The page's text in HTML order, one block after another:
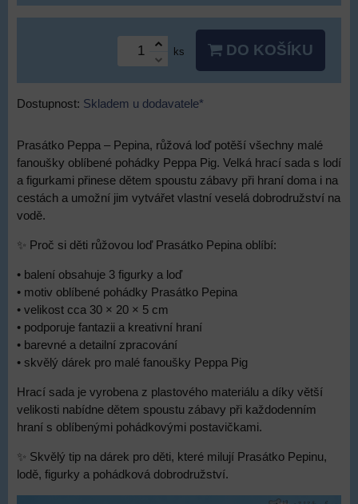
ks DO KOŠÍKU
Dostupnost: Skladem u dodavatele*
Prasátko Peppa – Pepina, růžová loď potěší všechny malé
fanoušky oblíbené pohádky Peppa Pig. Velká hrací sada s lodí
a figurkami přinese dětem spoustu zábavy při hraní doma i na
cestách a umožní jim vytvářet vlastní veselá dobrodružství na
vodě.
✨ Proč si děti růžovou loď Prasátko Pepina oblíbí:
• balení obsahuje 3 figurky a loď
• motiv oblíbené pohádky Prasátko Pepina
• velikost cca 30 × 20 × 5 cm
• podporuje fantazii a kreativní hraní
• barevné a detailní zpracování
• skvělý dárek pro malé fanoušky Peppa Pig
Hrací sada je vyrobena z plastového materiálu a díky větší
velikosti nabídne dětem spoustu zábavy při každodenním
hraní s oblíbenými pohádkovými postavičkami.
✨ Skvělý tip na dárek pro děti, které milují Prasátko Pepinu,
lodě, figurky a pohádková dobrodružství.